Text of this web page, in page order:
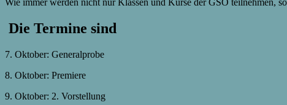
Wie immer werden nicht nur Klassen und Kurse der GSO teilnehmen,
Die Termine sind
7. Oktober: Generalprobe
8. Oktober: Premiere
9. Oktober: 2. Vorstellung